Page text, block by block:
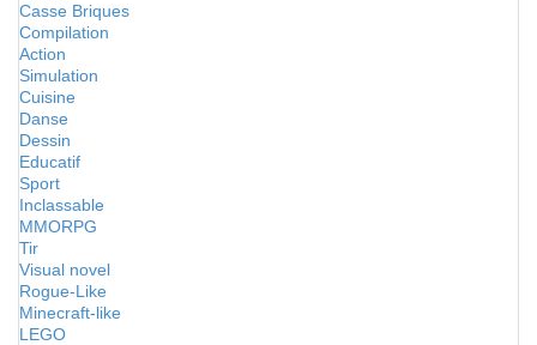
Casse Briques
Compilation
Action
Simulation
Cuisine
Danse
Dessin
Educatif
Sport
Inclassable
MMORPG
Tir
Visual novel
Rogue-Like
Minecraft-like
LEGO